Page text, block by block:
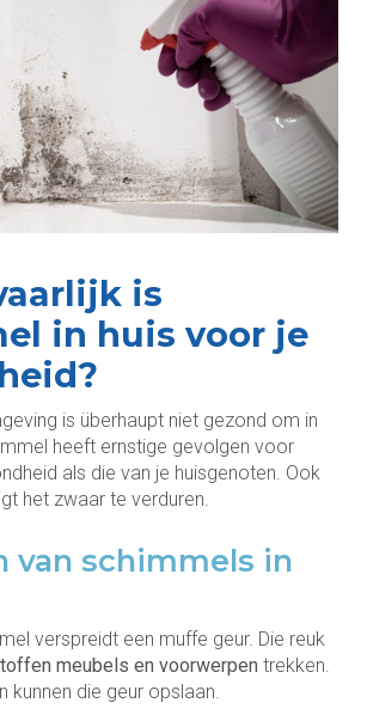
is
in huis voor je
is überhaupt niet gezond om in
heeft ernstige gevolgen voor
als die van je huisgenoten. Ook
het zwaar te verduren.
van schimmels in
verspreidt een muffe geur. Die reuk
meubels en voorwerpen trekken.
kunnen die geur opslaan.